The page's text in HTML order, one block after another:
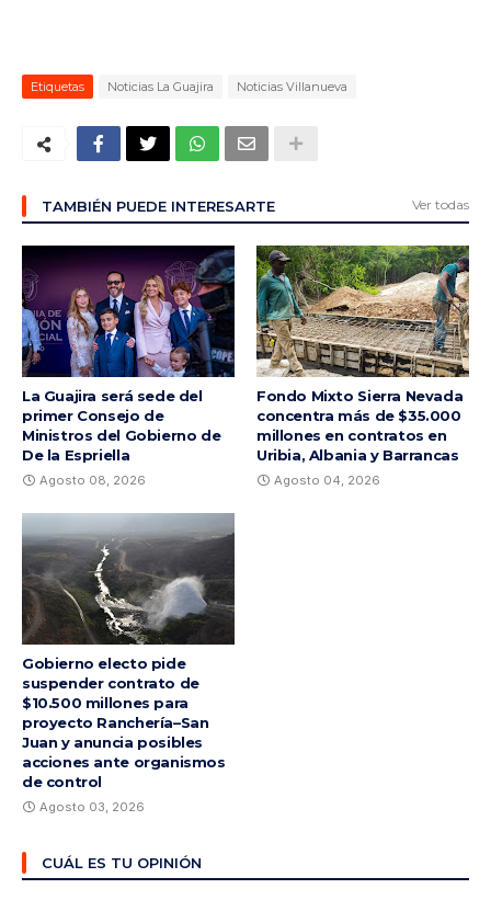
Etiquetas Noticias La Guajira Noticias Villanueva
TAMBIÉN PUEDE INTERESARTE Ver todas
La Guajira será sede del
primer Consejo de
Ministros del Gobierno de
De la Espriella
Agosto 08, 2026
Fondo Mixto Sierra Nevada
concentra más de $35.000
millones en contratos en
Uribia, Albania y Barrancas
Agosto 04, 2026
Gobierno electo pide
suspender contrato de
$10.500 millones para
proyecto Ranchería–San
Juan y anuncia posibles
acciones ante organismos
de control
Agosto 03, 2026
CUÁL ES TU OPINIÓN